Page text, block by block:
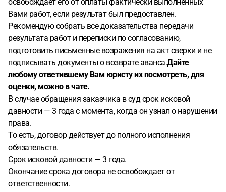
Вами работ, если результат был предоставлен.
Рекомендую собрать все доказательства передачи
результата работ и переписки по согласованию,
подготовить письменные возражения на акт сверки и не
подписывать документы о возврате аванса.Дайте
любому ответившему Вам юристу их посмотреть, для
оценки, можно в чате.
В случае обращения заказчика в суд срок исковой
давности — 3 года с момента, когда он узнал о нарушении
права.
То есть, договор действует до полного исполнения
обязательств.
Срок исковой давности — 3 года.
Окончание срока договора не освобождает от
ответственности.